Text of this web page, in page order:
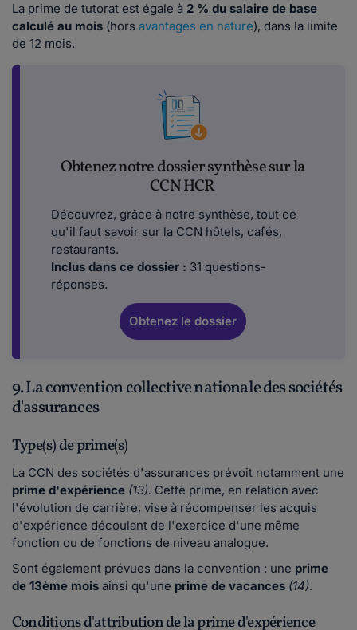
La prime de tutorat est égale à 2 % du salaire de base
calculé au mois (hors avantages en nature), dans la limite
de 12 mois.
Obtenez notre dossier synthèse sur la
CCN HCR
Découvrez, grâce à notre synthèse, tout ce
qu'il faut savoir sur la CCN hôtels, cafés,
restaurants.
Inclus dans ce dossier : 31 questions-
réponses.
Obtenez le dossier
9. La convention collective nationale des sociétés
d'assurances
Type(s) de prime(s)
La CCN des sociétés d'assurances prévoit notamment une
prime d'expérience (13). Cette prime, en relation avec
l'évolution de carrière, vise à récompenser les acquis
d'expérience découlant de l'exercice d'une même
fonction ou de fonctions de niveau analogue.
Sont également prévues dans la convention : une prime
de 13ème mois ainsi qu'une prime de vacances (14).
Conditions d'attribution de la prime d'expérience